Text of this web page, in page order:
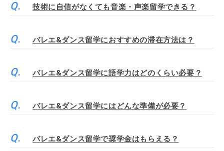
技術に自信がなくても音楽・声楽留学できる？
バレエ&ダンス留学におすすめの滞在方法は？
バレエ&ダンス留学に語学力はどのくらい必要？
バレエ&ダンス留学にはどんな準備が必要？
バレエ&ダンス留学で奨学金はもらえる？